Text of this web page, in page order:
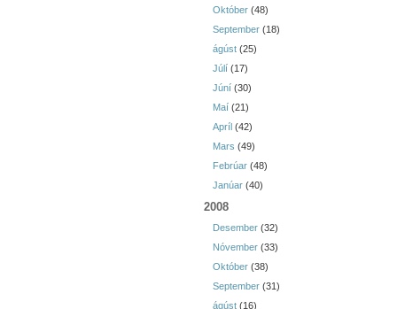
Október (48)
September (18)
ágúst (25)
Júlí (17)
Júní (30)
Maí (21)
Apríl (42)
Mars (49)
Febrúar (48)
Janúar (40)
2008
Desember (32)
Nóvember (33)
Október (38)
September (31)
ágúst (16)